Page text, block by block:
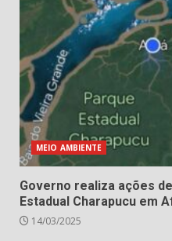
MEIO AMBIENTE
Governo realiza ações
Estadual Charapucu em
14/03/2025